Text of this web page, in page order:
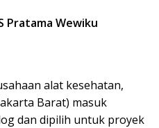
Pratama Wewiku
alat kesehatan,
Barat) masuk
dan dipilih untuk proyek